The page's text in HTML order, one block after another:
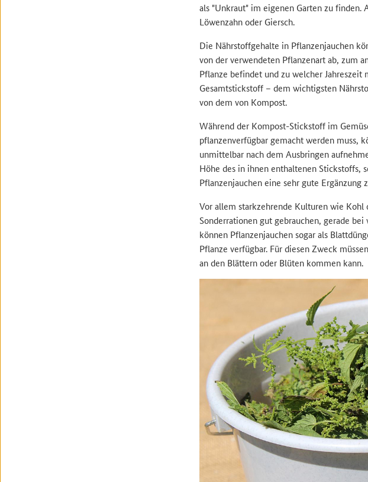
als "Unkraut" im eigenen Garten zu finden.
Löwenzahn oder Giersch.
Die Nährstoffgehalte in Pflanzenjauchen
von der verwendeten Pflanzenart ab, zum
Pflanze befindet und zu welcher
Gesamtstickstoff – dem wichtigsten
von dem von Kompost.
Während der Kompost-Stickstoff im
pflanzenverfügbar gemacht werden muss,
unmittelbar nach dem Ausbringen
Höhe des in ihnen enthaltenen Stickstoffs,
Pflanzenjauchen eine sehr gute Ergänzung
Vor allem starkzehrende Kulturen wie
Sonderrationen gut gebrauchen, gerade
können Pflanzenjauchen sogar als
Pflanze verfügbar. Für diesen Zweck
an den Blättern oder Blüten kommen kann.